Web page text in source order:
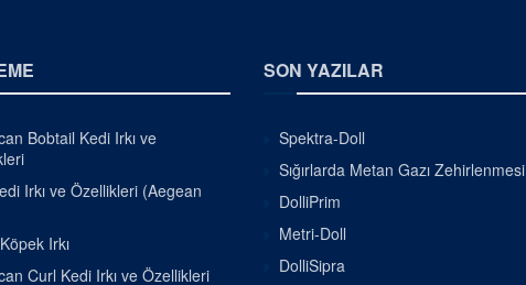
Bobtail Kedi Irkı ve
Irkı ve Özellikleri (Aegean
Irkı
Curl Kedi Irkı ve Özellikleri
SON YAZILAR
Spektra-Doll
Sığırlarda Metan Gazı Zehirlenmesi
DolliPrim
Metri-Doll
DolliSipra